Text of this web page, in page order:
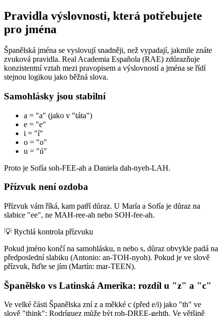
Pravidla výslovnosti, která potřebujete
pro jména
Španělská jména se vyslovují snadněji, než vypadají, jakmile znáte
zvuková pravidla. Real Academia Española (RAE) zdůrazňuje
konzistentní vztah mezi pravopisem a výslovností a jména se řídí
stejnou logikou jako běžná slova.
Samohlásky jsou stabilní
a = "a" (jako v "táta")
e = "e"
i = "í"
o = "o"
u = "ú"
Proto je Sofía soh-FEE-ah a Daniela dah-nyeh-LAH.
Přízvuk není ozdoba
Přízvuk vám říká, kam patří důraz. U María a Sofía je důraz na
slabice "ee", ne MAH-ree-ah nebo SOH-fee-ah.
💡 Rychlá kontrola přízvuku
Pokud jméno končí na samohlásku, n nebo s, důraz obvykle padá na
předposlední slabiku (Antonio: an-TOH-nyoh). Pokud je ve slově
přízvuk, řiďte se jím (Martín: mar-TEEN).
Španělsko vs Latinská Amerika: rozdíl u "z" a "c"
Ve velké části Španělska zní z a měkké c (před e/i) jako "th" ve
slově "think": Rodríguez může být roh-DREE-gehth. Ve většině